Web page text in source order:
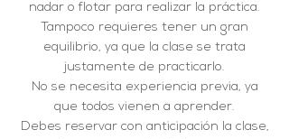
nadar o flotar para realizar la práctica.
Tampoco requieres tener un gran
equilibrio, ya que la clase se trata
justamente de practicarlo.
No se necesita experiencia previa, ya
que todos vienen a aprender.
Debes reservar con anticipación la clase,